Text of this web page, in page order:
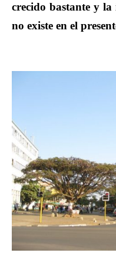
crecido bastante y
no existe en el